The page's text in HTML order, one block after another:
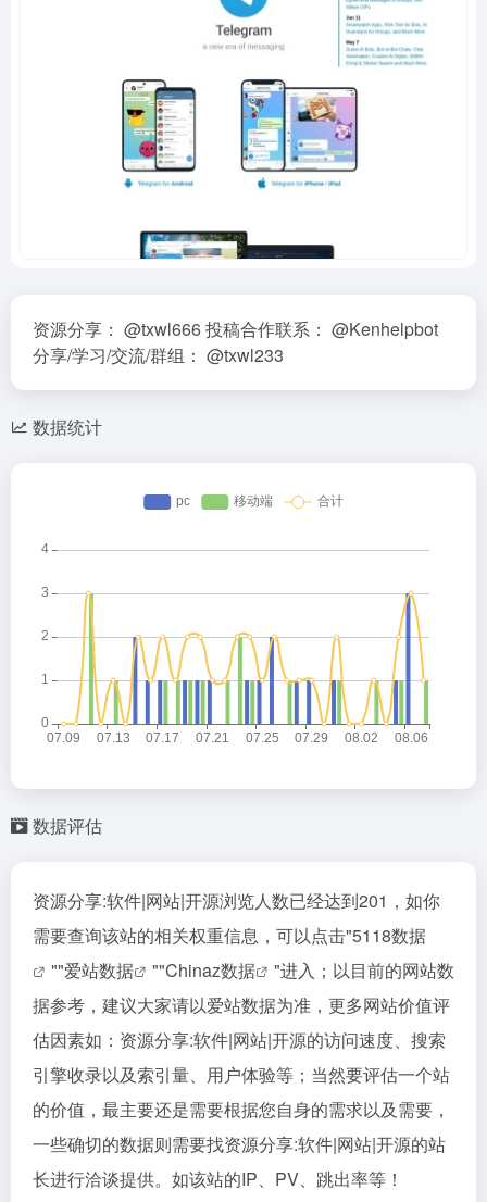
资源分享： @txwl666 投稿合作联系： @Kenhelpbot
分享/学习/交流/群组： @txwl233
数据统计
数据评估
资源分享:软件|网站|开源浏览人数已经达到201，如你
需要查询该站的相关权重信息，可以点击"5118数据
""爱站数据 ""Chinaz数据
"进入；以目前的网站数
据参考，建议大家请以爱站数据为准，更多网站价值评
估因素如：资源分享:软件|网站|开源的访问速度、搜索
引擎收录以及索引量、用户体验等；当然要评估一个站
的价值，最主要还是需要根据您自身的需求以及需要，
一些确切的数据则需要找资源分享:软件|网站|开源的站
长进行洽谈提供。如该站的IP、PV、跳出率等！